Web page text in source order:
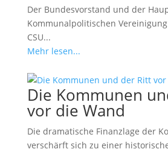
Der Bundesvorstand und der
Kommunalpolitischen
CSU...
Mehr lesen...
Die Kommunen
vor die Wand
Die dramatische Finanzlage der
verschärft sich zu einer